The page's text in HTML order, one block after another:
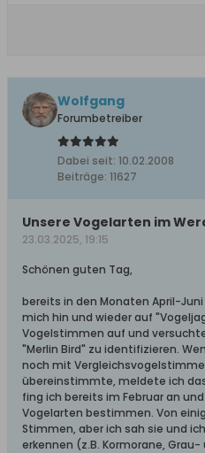
Wolfgang
Forumbetreiber
Dabei seit: 10.02.2008
Beiträge: 11627
Unsere Vogelarten im
23.03.2025, 19:15
Schönen guten Tag,
bereits in den Monaten April-
mich hin und wieder auf
Vogelstimmen auf und
"Merlin Bird" zu identifizieren.
noch mit
übereinstimmte, meldete ich
fing ich bereits im Februar an
Vogelarten bestimmen. Von
Stimmen, aber ich sah sie und
erkennen (z.B. Kormorane, Grau-